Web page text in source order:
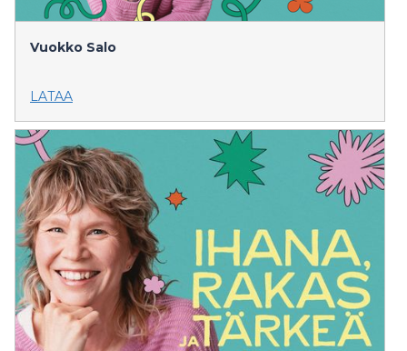
Vuokko Salo
LATAA